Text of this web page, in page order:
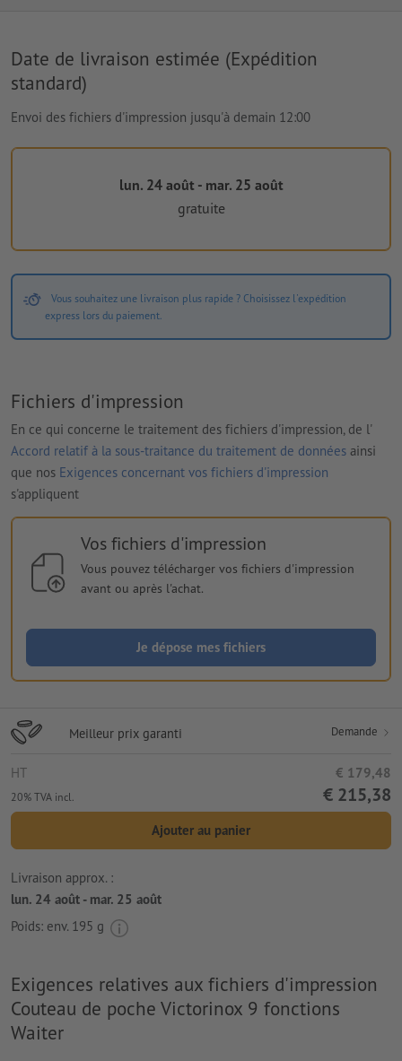
Date de livraison estimée (Expédition
standard)
Envoi des fichiers d'impression jusqu'à demain 12:00
lun. 24 août - mar. 25 août
gratuite
Vous souhaitez une livraison plus rapide ? Choisissez l'expédition
express lors du paiement.
Fichiers d'impression
En ce qui concerne le traitement des fichiers d'impression, de l'
Accord relatif à la sous-traitance du traitement de données ainsi
que nos Exigences concernant vos fichiers d'impression
s'appliquent
Vos fichiers d'impression
Vous pouvez télécharger vos fichiers d'impression
avant ou après l'achat.
Je dépose mes fichiers
Meilleur prix garanti Demande
HT € 179,48
20% TVA incl. € 215,38
Ajouter au panier
Livraison approx. :
lun. 24 août - mar. 25 août
Poids: env. 195 g
Exigences relatives aux fichiers d'impression
Couteau de poche Victorinox 9 fonctions
Waiter